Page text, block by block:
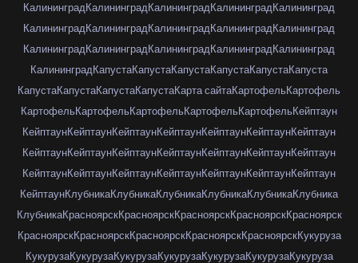
КалининградКалининградКалининградКалининградКалининград
КалининградКалининградКалининградКалининградКалининград
КалининградКалининградКалининградКалининградКалининград
КалининградКапустаКапустаКапустаКапустаКапустаКапуста
КапустаКапустаКапустаКапустаКарта сайтаКартофельКартофель
КартофельКартофельКартофельКартофельКартофельКейптаун
КейптаунКейптаунКейптаунКейптаунКейптаунКейптаунКейптаун
КейптаунКейптаунКейптаунКейптаунКейптаунКейптаунКейптаун
КейптаунКейптаунКейптаунКейптаунКейптаунКейптаунКейптаун
КейптаунКлубникаКлубникаКлубникаКлубникаКлубникаКлубника
КлубникаКрасноярскКрасноярскКрасноярскКрасноярскКрасноярск
КрасноярскКрасноярскКрасноярскКрасноярскКрасноярскКукуруза
КукурузаКукурузаКукурузаКукурузаКукурузаКукурузаКукуруза